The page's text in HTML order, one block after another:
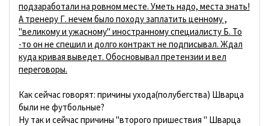
подзаработали на ровном месте. Уметь надо, места знать!
А тренеру Г. нечем было походу заплатить ценному ,
"великому и ужасному" иностранному специалисту Б. То
-то он не спешил и долго контракт не подписывал. Ждал
куда кривая выведет. Обосновывал претензии и вел
переговоры.
Как сейчас говорят: причины ухода(полубегства) Шварца
были не футбольные?
Ну так и сейчас причины "второго пришествия " Шварца